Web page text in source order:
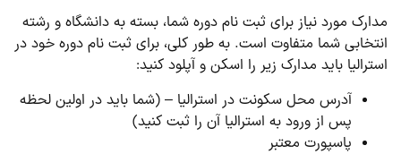
مدارک مورد نیاز برای ثبت نام دوره شما، بسته به دانشگاه و رشته
انتخابی شما متفاوت است. به طور کلی، برای ثبت نام دوره خود در
استرالیا باید مدارک زیر را اسکن و آپلود کنید:
آدرس محل سکونت در استرالیا – (شما باید در اولین لحظه
پس از ورود به استرالیا آن را ثبت کنید)
پاسپورت معتبر